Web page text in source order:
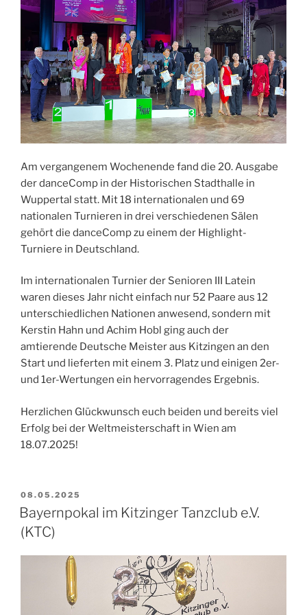
Am vergangenem Wochenende fand die 20. Ausgabe
der danceComp in der Historischen Stadthalle in
Wuppertal statt. Mit 18 internationalen und 69
nationalen Turnieren in drei verschiedenen Sälen
gehört die danceComp zu einem der Highlight-
Turniere in Deutschland.
Im internationalen Turnier der Senioren III Latein
waren dieses Jahr nicht einfach nur 52 Paare aus 12
unterschiedlichen Nationen anwesend, sondern mit
Kerstin Hahn und Achim Hobl ging auch der
amtierende Deutsche Meister aus Kitzingen an den
Start und lieferten mit einem 3. Platz und einigen 2er-
und 1er-Wertungen ein hervorragendes Ergebnis.
Herzlichen Glückwunsch euch beiden und bereits viel
Erfolg bei der Weltmeisterschaft in Wien am
18.07.2025!
VERÖFFENTLICHT
AM
08.05.2025
Bayernpokal im Kitzinger Tanzclub e.V.
(KTC)